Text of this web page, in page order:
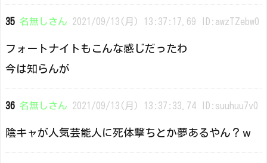
35 名無しさん 2021/09/13(月) 13:37:17.69 ID:awzTZebw0
フォートナイトもこんな感じだったわ
今は知らんが
36 名無しさん 2021/09/13(月) 13:37:33.74 ID:suuhuu7v0
陰キャが人気芸能人に死体撃ちとか夢あるやん？ｗ